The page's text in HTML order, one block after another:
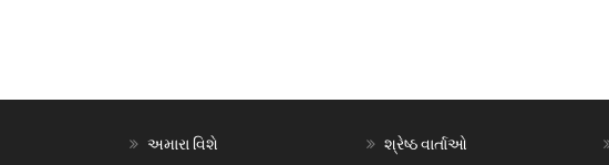
અમારા વિશે
શ્રેષ્ઠ વાર્તાઓ